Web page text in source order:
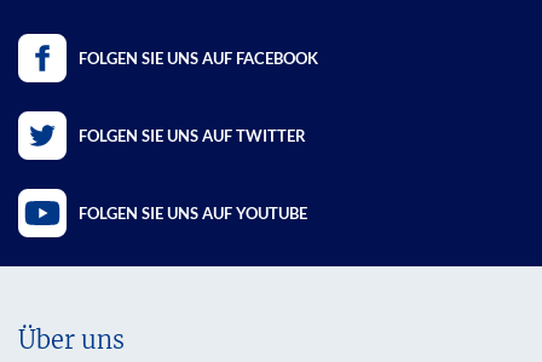
FOLGEN SIE UNS AUF FACEBOOK
FOLGEN SIE UNS AUF TWITTER
FOLGEN SIE UNS AUF YOUTUBE
Über uns